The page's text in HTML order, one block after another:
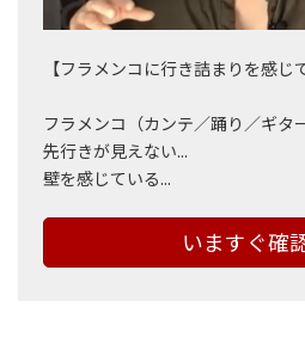
【フラメンコに行き詰まりを感じ
フラメンコ（カンテ／踊り／ギタ
先行きが見えない...
壁を感じている...
いますぐ確